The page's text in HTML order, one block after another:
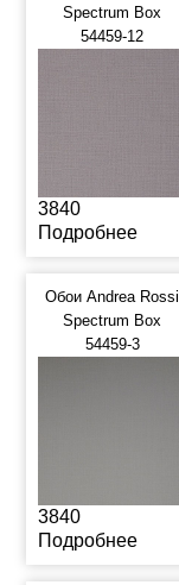
Spectrum Box
54459-12
3840
Подробнее
Обои Andrea Rossi
Spectrum Box
54459-3
3840
Подробнее